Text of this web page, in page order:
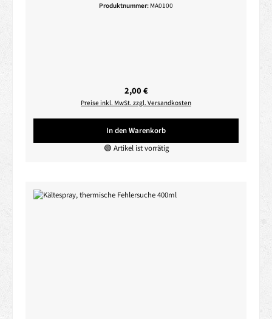
Produktnummer: MA0100
Regulärer Preis:
2,00 €
Preise inkl. MwSt. zzgl. Versandkosten
In den Warenkorb
🟢 Artikel ist vorrätig